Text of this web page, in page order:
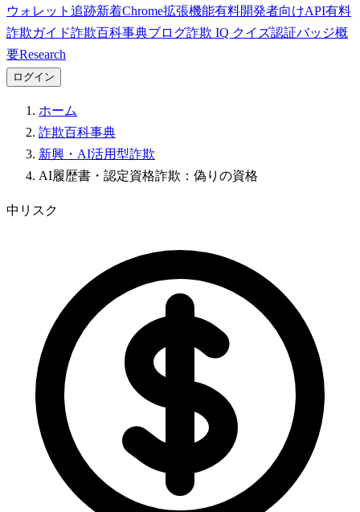
ウォレット追跡新着Chrome拡張機能有料開発者向けAPI有料
詐欺ガイド詐欺百科事典ブログ詐欺 IQ クイズ認証バッジ概
要Research
ログイン
ホーム
詐欺百科事典
新興・AI活用型詐欺
AI履歴書・認定資格詐欺：偽りの資格
中リスク